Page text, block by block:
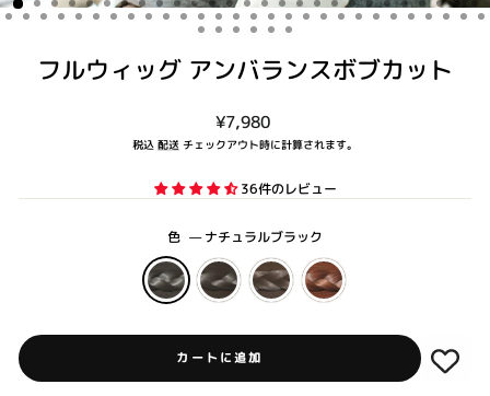
じ
る
フルウィッグ アンバランスボブカット
通
常
格
¥7,980
税込 配送 チェックアウト時に計算されます。
36件のレビュー
色 —ナチュラルブラック
カートに追加